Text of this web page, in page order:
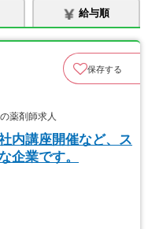
給与順
保存する
薬剤師求人
内講座開催など、ス
企業です。